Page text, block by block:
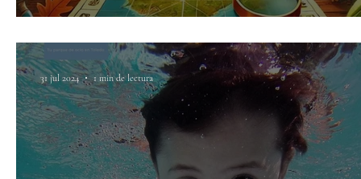
31 jul 2024 1 min de lectura